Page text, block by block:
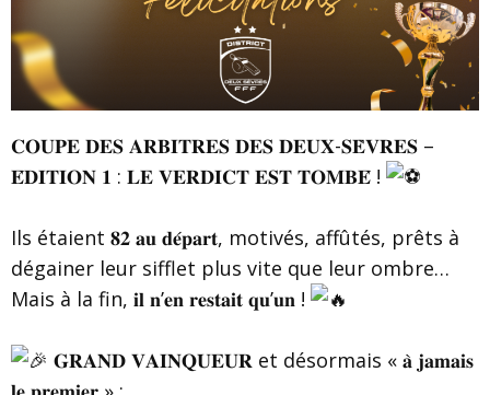
𝐂𝐎𝐔𝐏𝐄 𝐃𝐄𝐒 𝐀𝐑𝐁𝐈𝐓𝐑𝐄𝐒 𝐃𝐄𝐒 𝐃𝐄𝐔𝐗-𝐒𝐄̀𝐕𝐑𝐄𝐒 –
𝐄́𝐃𝐈𝐓𝐈𝐎𝐍 𝟏 : 𝐋𝐄 𝐕𝐄𝐑𝐃𝐈𝐂𝐓 𝐄𝐒𝐓 𝐓𝐎𝐌𝐁𝐄́ !
Ils étaient 𝟖𝟐 𝐚𝐮 𝐝𝐞́𝐩𝐚𝐫𝐭, motivés, affûtés, prêts à
dégainer leur sifflet plus vite que leur ombre…
Mais à la fin, 𝐢𝐥 𝐧’𝐞𝐧 𝐫𝐞𝐬𝐭𝐚𝐢𝐭 𝐪𝐮’𝐮𝐧 !
𝐆𝐑𝐀𝐍𝐃 𝐕𝐀𝐈𝐍𝐐𝐔𝐄𝐔𝐑 et désormais « 𝐚̀ 𝐣𝐚𝐦𝐚𝐢𝐬